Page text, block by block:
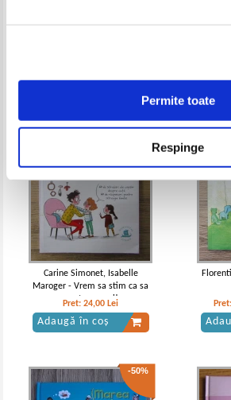
Permite toate
Respinge
Carine Simonet, Isabelle
Maroger - Vrem sa stim ca sa
crestem mari!
Pret:24,00 Lei
Adaugă în coș
-50%